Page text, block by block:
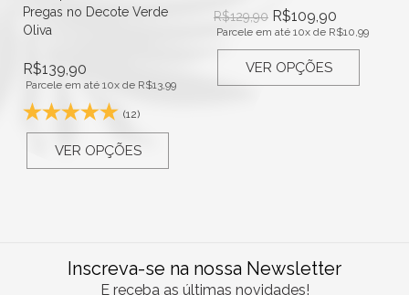
Pregas no Decote Verde
Oliva
R$139,90
Parcele em até 10x de R$13,99
(12)
VER OPÇÕES
R$129,90 R$109,90
Parcele em até 10x de R$10,99
VER OPÇÕES
Inscreva-se na nossa Newsletter
E receba as últimas novidades!